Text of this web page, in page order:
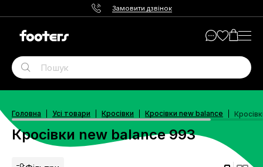
Замовити дзвінок
Головна Усі товари Кросівки Кросівки new balance
Кросівки new balance 993